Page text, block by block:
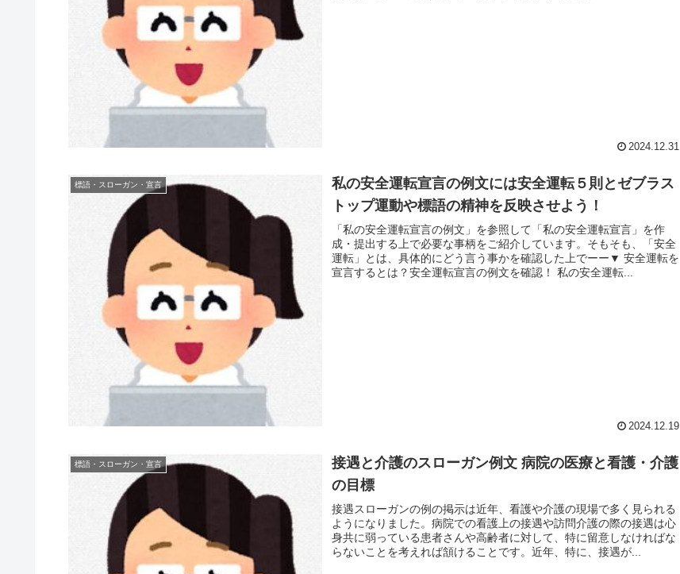
2024.12.31
標語・スローガン・宣言
私の安全運転宣言の例文には安全運転５則とゼブラス
トップ運動や標語の精神を反映させよう！
「私の安全運転宣言の例文」を参照して「私の安全運転宣言」を作
成・提出する上で必要な事柄をご紹介しています。そもそも、「安全
運転」とは、具体的にどう言う事かを確認した上でーー▼ 安全運転を
宣言するとは？安全運転宣言の例文を確認！ 私の安全運転...
2024.12.19
標語・スローガン・宣言
接遇と介護のスローガン例文 病院の医療と看護・介護
の目標
接遇スローガンの例の掲示は近年、看護や介護の現場で多く見られる
ようになりました。病院での看護上の接遇や訪問介護の際の接遇は心
身共に弱っている患者さんや高齢者に対して、特に留意しなければな
らないことを考えれば頷けることです。近年、特に、接遇が...